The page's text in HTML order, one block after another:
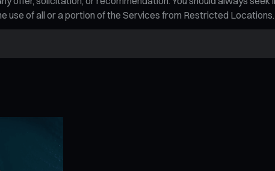
use of all or a portion of the Services from Restricted